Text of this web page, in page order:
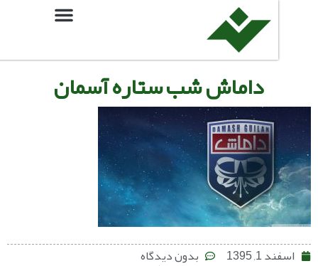
داماش شب ستاره آسمان
1395 بدون دیدگاه